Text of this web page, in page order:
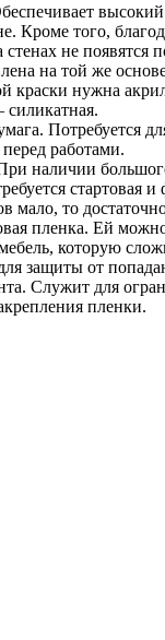
высокий
Кроме того,
стенах не появятся
на той же
краски нужна
силикатная.
Потребуется
работами.
наличии
стартовая
мало, то
пленка. Ей
которую
защиты от
Служит для
пленки.